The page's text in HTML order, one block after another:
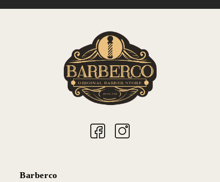
Barberco